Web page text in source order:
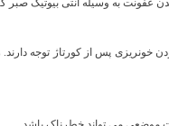
به وسیله آنتی بیوتیک صبر
پس از کورتاژ توجه